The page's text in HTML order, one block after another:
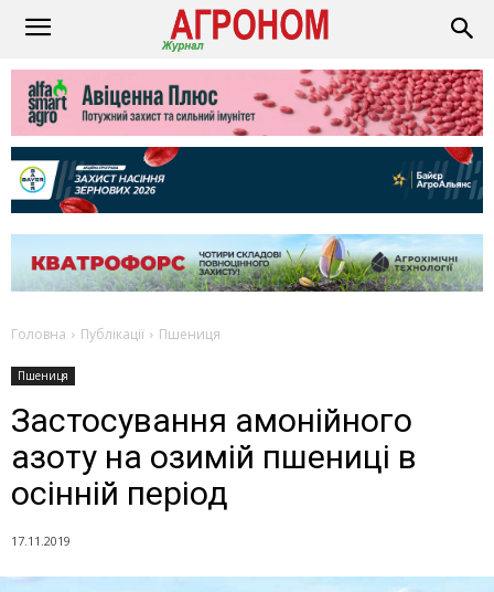
Головна Публікації Пшениця
Пшениця
Застосування амонійного
азоту на озимій пшениці в
осінній період
17.11.2019